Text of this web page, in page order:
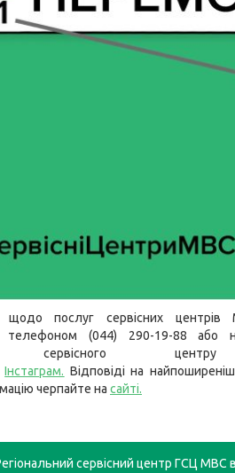
щодо послуг сервісних
телефоном (044) 290-19-88 або
сервісного
Інстаграм. Відповіді на
черпайте на сайті.
сервісний центр ГСЦ МВС в